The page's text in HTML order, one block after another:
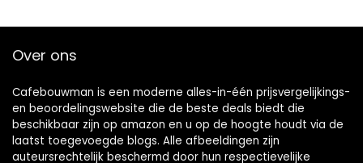
Over ons
Cafebouwman is een moderne alles-in-één prijsvergelijkings-
en beoordelingswebsite die de beste deals biedt die
beschikbaar zijn op amazon en u op de hoogte houdt via de
laatst toegevoegde blogs. Alle afbeeldingen zijn
auteursrechtelijk beschermd door hun respectievelijke